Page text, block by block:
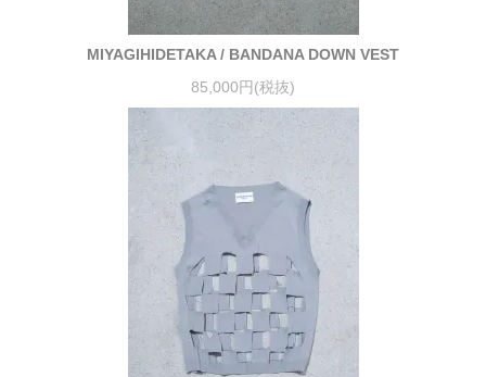
MIYAGIHIDETAKA / BANDANA DOWN VEST
85,000円(税抜)